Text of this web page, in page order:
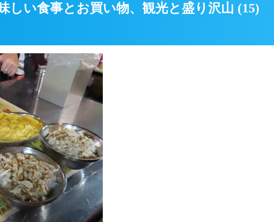
しい食事とお買い物、観光と盛り沢山 (15)